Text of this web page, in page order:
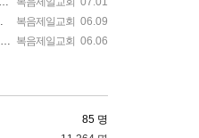
복음제일교회 06.09
복음제일교회 06.06
85 명